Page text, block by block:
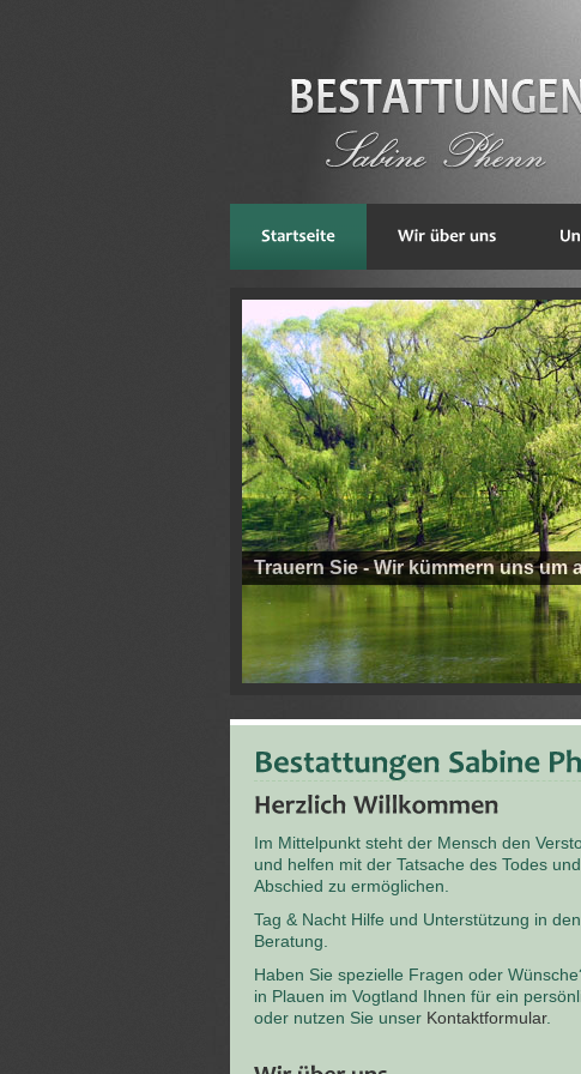
Trauern Sie - Wir kümmern uns um
Im Mittelpunkt steht der Mensch den
und helfen mit der Tatsache des Todes
Abschied zu ermöglichen.
Tag & Nacht Hilfe und Unterstützung in
Beratung.
Haben Sie spezielle Fragen oder
in Plauen im Vogtland Ihnen für ein
oder nutzen Sie unser Kontaktformular.